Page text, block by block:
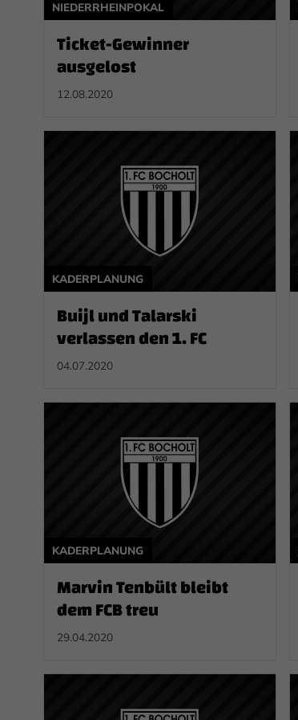
NIEDERRHEINPOKAL
Ticket-Gewinner
ausgelost
12.08.2020
KADERPLANUNG
Buijl und Talarski
verlassen den 1. FC
04.07.2020
KADERPLANUNG
Marvin Tenbült bleibt
dem FCB treu
29.04.2020